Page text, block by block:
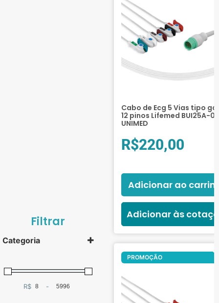
Filtrar
Categoria
Baterias e Fontes
Cabos e Sensores
R$ Minimum Price
-Maximum Price
Cabo de Ecg 5 Vias tipo
12 pinos Lifemed BUI25A-
UNIMED
R$220,00
Adicionar ao
Adicionar às
PROMOÇÃO